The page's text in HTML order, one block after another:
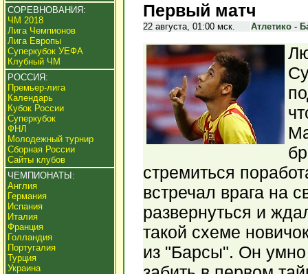
СОРЕВНОВАНИЯ:
ЧМ 2018
Лига Чемпионов
Лига Европы
Суперкубок УЕФА
Клубный ЧМ
РОССИЯ:
Премьер-лига
Календарь
Кубок России
Суперкубок
ФНЛ
Молодежный турнир
Сборная России
Сайты клубов
ЧЕМПИОНАТЫ:
Англия
Германия
Испания
Италия
Франция
Голландия
Португалия
Турция
Украина
Первый матч
22 августа, 01:00 мск. Атлетико -
стремиться
встречал врага на
развернуться и
такой схеме
из "Барсы". Он умно